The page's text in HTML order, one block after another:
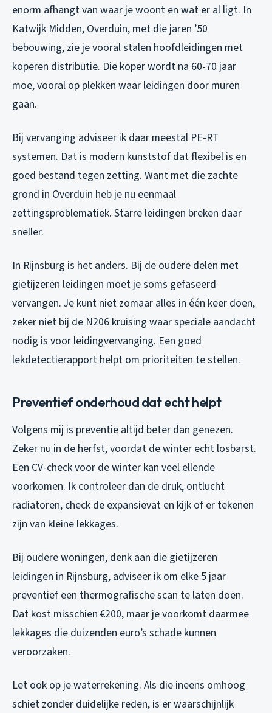
enorm afhangt van waar je woont en wat er al ligt. In
Katwijk Midden, Overduin, met die jaren ’50
bebouwing, zie je vooral stalen hoofdleidingen met
koperen distributie. Die koper wordt na 60-70 jaar
moe, vooral op plekken waar leidingen door muren
gaan.
Bij vervanging adviseer ik daar meestal PE-RT
systemen. Dat is modern kunststof dat flexibel is en
goed bestand tegen zetting. Want met die zachte
grond in Overduin heb je nu eenmaal
zettingsproblematiek. Starre leidingen breken daar
sneller.
In Rijnsburg is het anders. Bij de oudere delen met
gietijzeren leidingen moet je soms gefaseerd
vervangen. Je kunt niet zomaar alles in één keer doen,
zeker niet bij de N206 kruising waar speciale aandacht
nodig is voor leidingvervanging. Een goed
lekdetectierapport helpt om prioriteiten te stellen.
Preventief onderhoud dat echt helpt
Volgens mij is preventie altijd beter dan genezen.
Zeker nu in de herfst, voordat de winter echt losbarst.
Een CV-check voor de winter kan veel ellende
voorkomen. Ik controleer dan de druk, ontlucht
radiatoren, check de expansievat en kijk of er tekenen
zijn van kleine lekkages.
Bij oudere woningen, denk aan die gietijzeren
leidingen in Rijnsburg, adviseer ik om elke 5 jaar
preventief een thermografische scan te laten doen.
Dat kost misschien €200, maar je voorkomt daarmee
lekkages die duizenden euro’s schade kunnen
veroorzaken.
Let ook op je waterrekening. Als die ineens omhoog
schiet zonder duidelijke reden, is er waarschijnlijk